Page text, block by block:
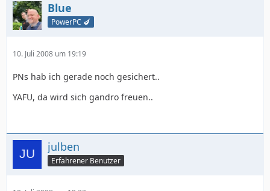
Blue
PowerPC 🍆
10. Juli 2008 um 19:19
PNs hab ich gerade noch gesichert..
YAFU, da wird sich gandro freuen..
julben
Erfahrener Benutzer